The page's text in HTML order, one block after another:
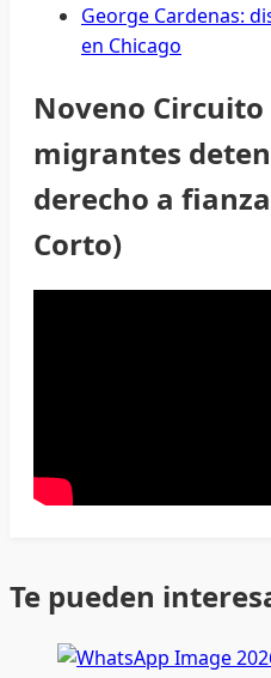
George Cardenas:
en Chicago
Noveno Circuito
migrantes
derecho a
Corto)
Te pueden